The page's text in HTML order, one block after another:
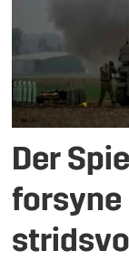
Der
forsyne